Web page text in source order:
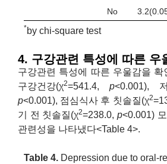
No
*by chi-square test
4. 구강관련 특성에 따른 우
구강관련 특성에 따른 우울감을 확
구강건강(χ2=541.4, p<0.001),
p<0.001), 점심식사 후 칫솔질(χ2
기 전 칫솔질(χ2=238.0,p<0.001)
관련성을 나타냈다<Table 4>.
Table 4. Depression due to oral-